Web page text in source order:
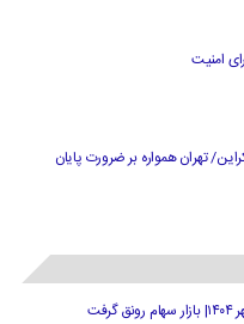
امنیت
تهران همواره بر ضرورت پایان